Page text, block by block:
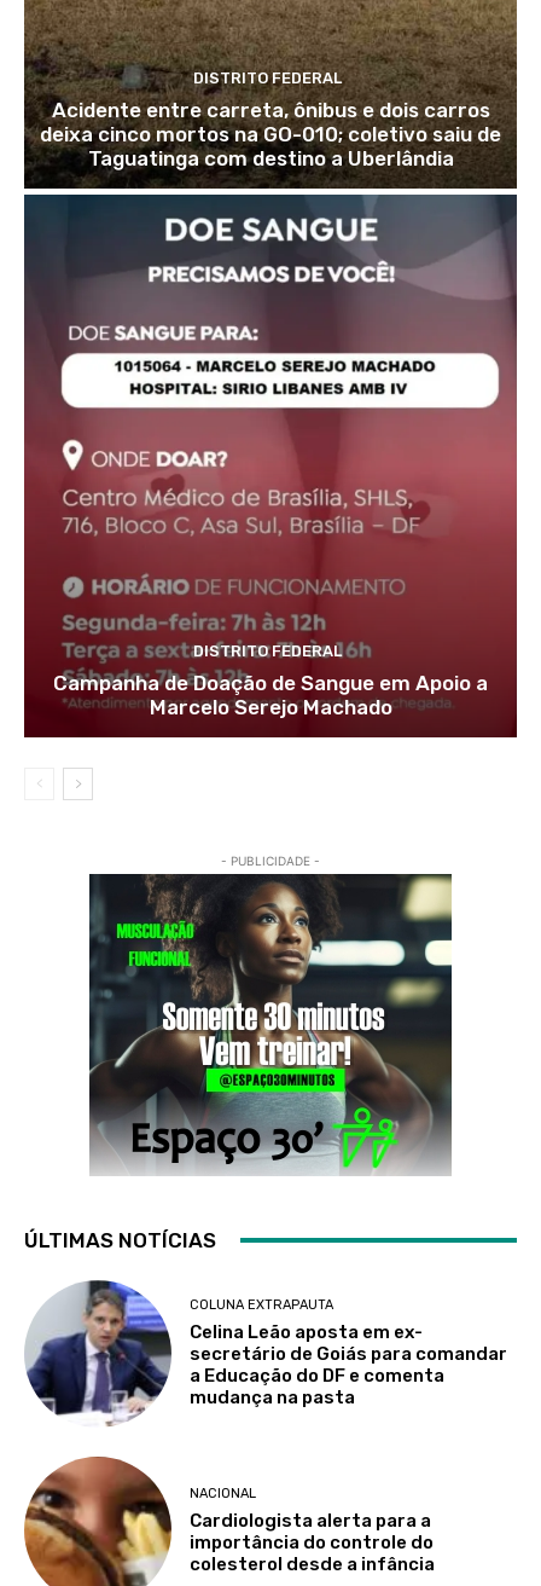
DISTRITO FEDERAL
Acidente entre carreta, ônibus e dois carros
deixa cinco mortos na GO-010; coletivo saiu de
Taguatinga com destino a Uberlândia
DISTRITO FEDERAL
Campanha de Doação de Sangue em Apoio a
Marcelo Serejo Machado
- PUBLICIDADE -
ÚLTIMAS NOTÍCIAS
COLUNA EXTRAPAUTA
Celina Leão aposta em ex-
secretário de Goiás para comandar
a Educação do DF e comenta
mudança na pasta
NACIONAL
Cardiologista alerta para a
importância do controle do
colesterol desde a infância